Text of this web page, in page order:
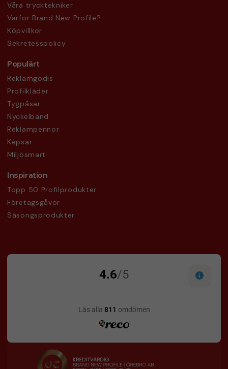
Våra trycktekniker
Varför Brand New Profile?
Köpvillkor
Sekretesspolicy
Populärt
Reklamgodis
Profilkläder
Tygpåsar
Nyckelband
Reklampennor
Kepsar
Miljösmart
Inspiration
Topp 50 Profilprodukter
Företagsgåvor
Säsongsprodukter